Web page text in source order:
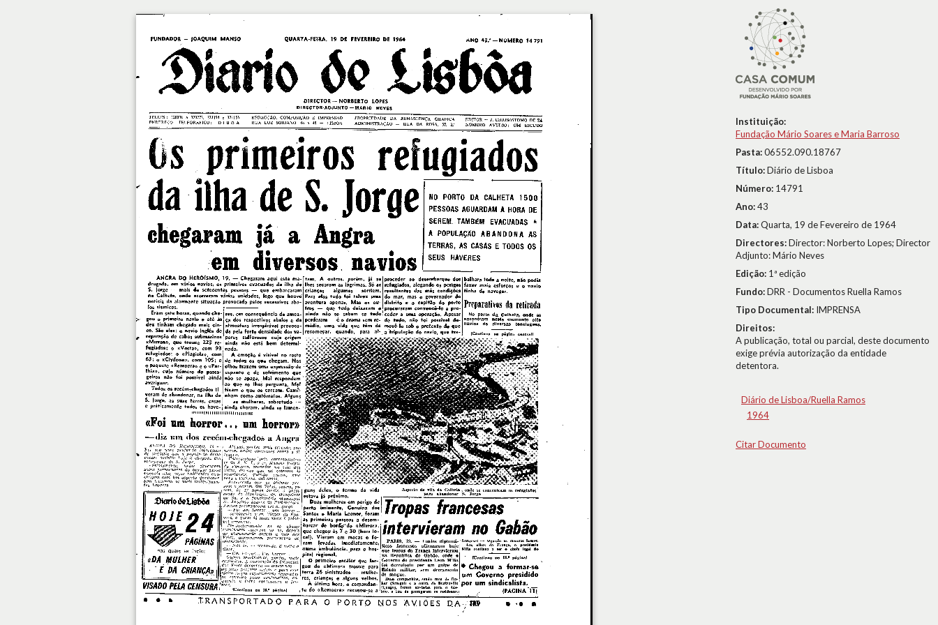
Instituição:
Fundação Mário Soares e Maria Barroso
Pasta:06552.090.18767
Título:Diário de Lisboa
Número: 14791
Ano:43
Data:Quarta, 19 de Fevereiro de 1964
Directores:Director: Norberto Lopes; Director
Adjunto: Mário Neves
Edição: 1ª edição
Fundo:DRR - Documentos Ruella Ramos
Tipo Documental: IMPRENSA
Direitos:
A publicação, total ou parcial, deste documento
exige prévia autorização da entidade
detentora.
Diário de Lisboa/Ruella Ramos
1964
Citar Documento